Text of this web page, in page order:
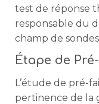
test de réponse
responsable du
champ de
Étape de
L’étude de pré-
pertinence de la